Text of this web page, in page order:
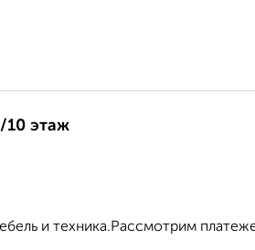
10 этаж
и техника.Рассмотрим